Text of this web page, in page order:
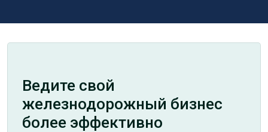
Ведите свой
железнодорожный бизнес
более эффективно